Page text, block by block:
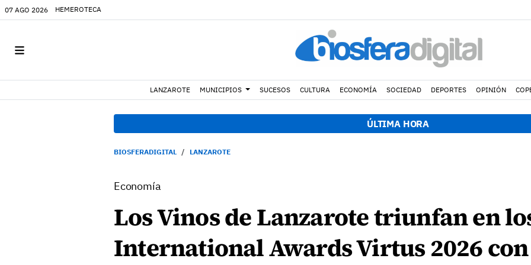
07 AGO 2026 HEMEROTECA
LANZAROTE MUNICIPIOS SUCESOS CULTURA ECONOMÍA SOCIEDAD DEPORTES OPINIÓN
ÚLTIMA HORA
BIOSFERADIGITAL LANZAROTE
Economía
Los Vinos de Lanzarote triunfan en
International Awards Virtus 2026